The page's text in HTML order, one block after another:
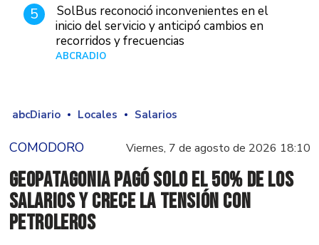
5
SolBus reconoció inconvenientes en el
inicio del servicio y anticipó cambios en
recorridos y frecuencias
ABCRADIO
abcDiario Locales Salarios
COMODORO Viernes, 7 de agosto de 2026 18:10
GeoPatagonia pagó solo el 50% de los
salarios y crece la tensión con
Petroleros